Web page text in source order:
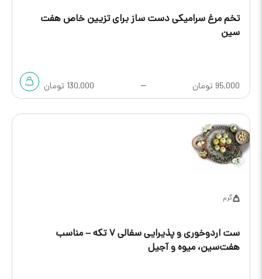
تخم مرغ سرامیکی دست ساز برای تزیین خاص هفت
سین
95,000 تومان –
130,000 تومان
گرم
ست اردوخوری و پذیرایی سفالی ۷ تکه – مناسب
هفت‌سین، میوه و آجیل